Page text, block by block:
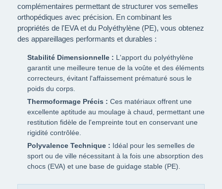
complémentaires permettant de structurer vos semelles
orthopédiques avec précision. En combinant les
propriétés de l'EVA et du Polyéthylène (PE), vous obtenez
des appareillages performants et durables :
Stabilité Dimensionnelle : L'apport du polyéthylène
garantit une meilleure tenue de la voûte et des éléments
correcteurs, évitant l'affaissement prématuré sous le
poids du corps.
Thermoformage Précis : Ces matériaux offrent une
excellente aptitude au moulage à chaud, permettant une
restitution fidèle de l'empreinte tout en conservant une
rigidité contrôlée.
Polyvalence Technique : Idéal pour les semelles de
sport ou de ville nécessitant à la fois une absorption des
chocs (EVA) et une base de guidage stable (PE).